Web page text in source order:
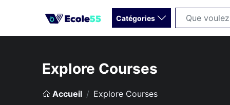
Catégories
Explore Courses
Accueil Explore Courses